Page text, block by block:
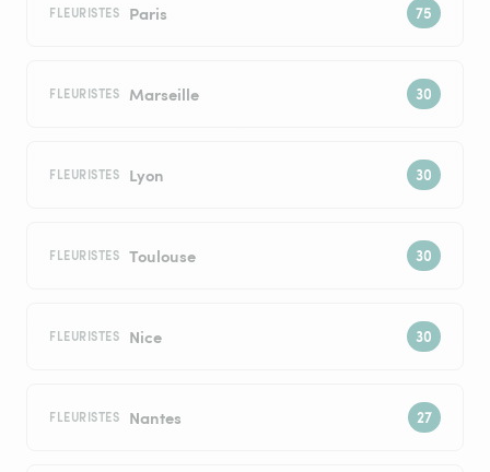
FLEURISTES Paris
FLEURISTES Marseille
FLEURISTES Lyon
FLEURISTES Toulouse
FLEURISTES Nice
FLEURISTES Nantes